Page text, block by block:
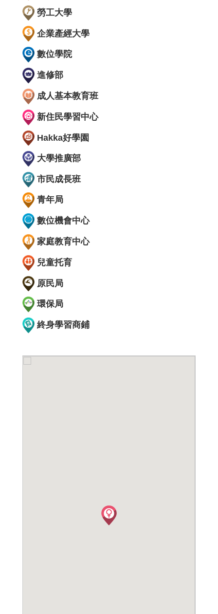
勞工大學
企業產經大學
數位學院
進修部
成人基本教育班
新住民學習中心
Hakka好學園
大學推廣部
市民成長班
青年局
數位機會中心
家庭教育中心
兒童托育
原民局
環保局
終身學習商鋪